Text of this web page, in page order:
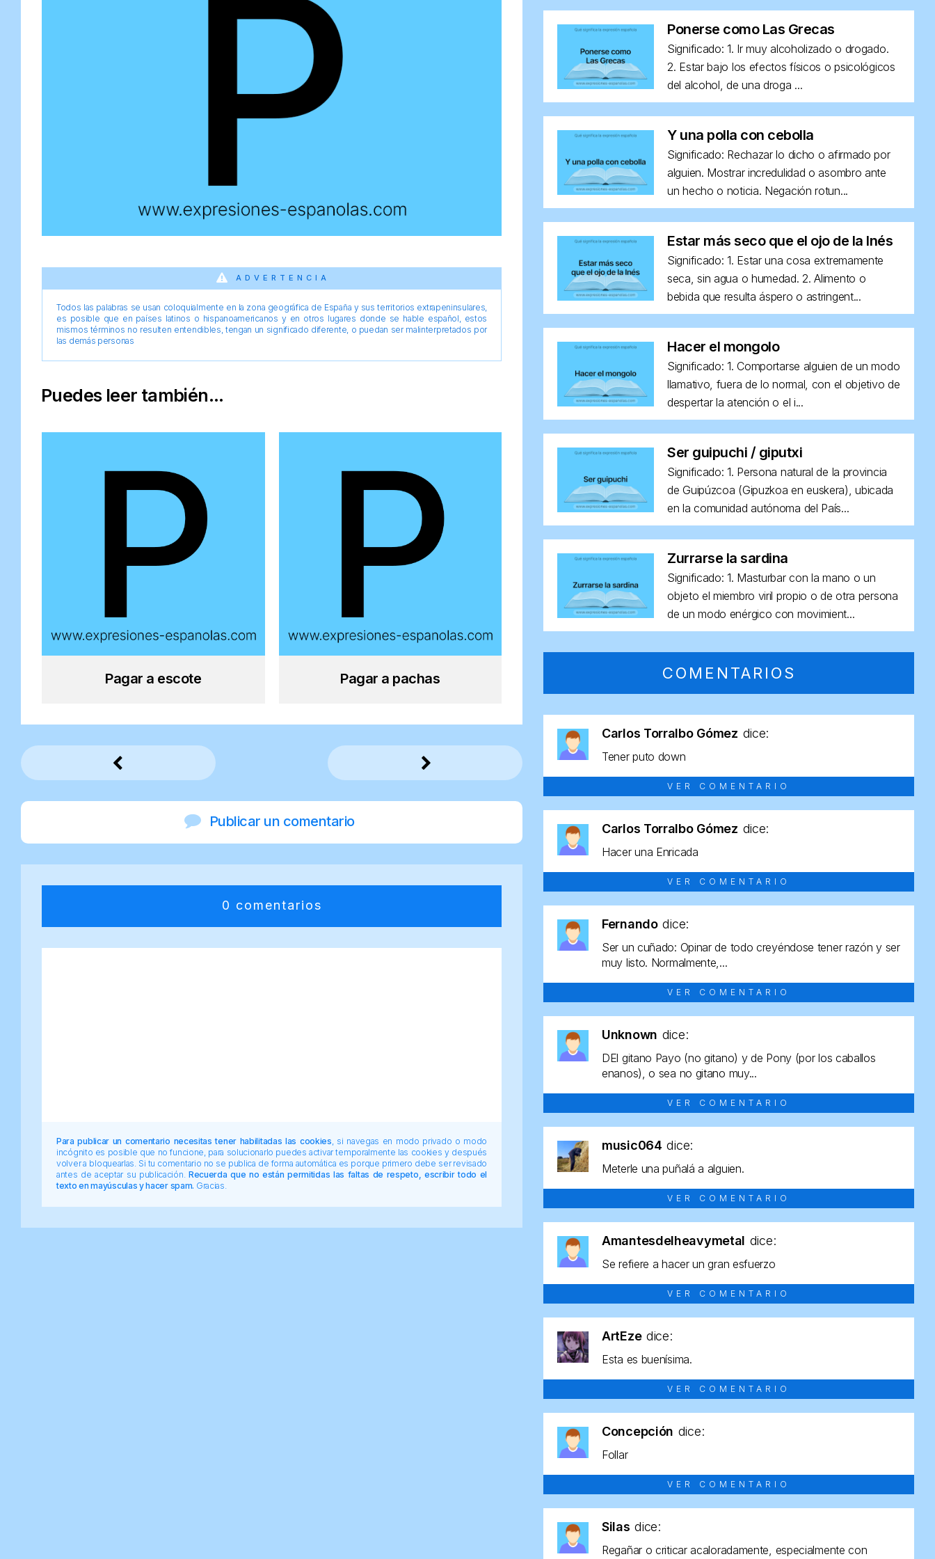
ADVERTENCIA
Todos las palabras se usan coloquialmente en la zona geográfica de España y sus territorios extrapeninsulares,
es posible que en países latinos o hispanoamericanos y en otros lugares donde se hable español, estos
mismos términos no resulten entendibles, tengan un significado diferente, o puedan ser malinterpretados por
las demás personas
Puedes leer también...
Pagar a escote Pagar a pachas
Publicar un comentario
0 comentarios
Para publicar un comentario necesitas tener habilitadas las cookies , si navegas en modo privado o modo
incógnito es posible que no funcione, para solucionarlo puedes activar temporalmente las cookies y después
volver a bloquearlas. Si tu comentario no se publica de forma automática es porque primero debe ser revisado
antes de aceptar su publicación. Recuerda que no están permitidas las faltas de respeto, escribir todo el
texto en mayúsculas y hacer spam. Gracias.
Ponerse como Las Grecas
Significado: 1. Ir muy alcoholizado o drogado.
2. Estar bajo los efectos físicos o psicológicos
del alcohol, de una droga ...
Y una polla con cebolla
Significado: Rechazar lo dicho o afirmado por
alguien. Mostrar incredulidad o asombro ante
un hecho o noticia. Negación rotun...
Estar más seco que el ojo de la Inés
Significado: 1. Estar una cosa extremamente
seca, sin agua o humedad. 2. Alimento o
bebida que resulta áspero o astringent...
Hacer el mongolo
Significado: 1. Comportarse alguien de un modo
llamativo, fuera de lo normal, con el objetivo de
despertar la atención o el i...
Ser guipuchi / giputxi
Significado: 1. Persona natural de la provincia
de Guipúzcoa (Gipuzkoa en euskera), ubicada
en la comunidad autónoma del País...
Zurrarse la sardina
Significado: 1. Masturbar con la mano o un
objeto el miembro viril propio o de otra persona
de un modo enérgico con movimient...
COMENTARIOS
Carlos Torralbo Gómez dice:
Tener puto down
VER COMENTARIO
Carlos Torralbo Gómez dice:
Hacer una Enricada
VER COMENTARIO
Fernando dice:
Ser un cuñado: Opinar de todo creyéndose tener razón y ser
muy listo. Normalmente,...
VER COMENTARIO
Unknown dice:
DEl gitano Payo (no gitano) y de Pony (por los caballos
enanos), o sea no gitano muy...
VER COMENTARIO
music064 dice:
Meterle una puñalá a alguien.
VER COMENTARIO
Amantesdelheavymetal dice:
Se refiere a hacer un gran esfuerzo
VER COMENTARIO
ArtEze dice:
Esta es buenísima.
VER COMENTARIO
Concepción dice:
Follar
VER COMENTARIO
Silas dice:
Regañar o criticar acaloradamente, especialmente con